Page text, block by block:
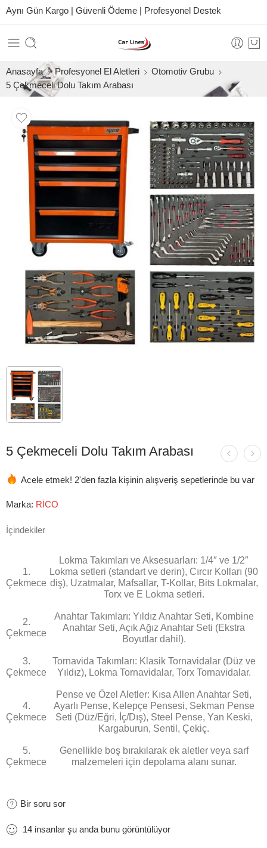
Aynı Gün Kargo | Güvenli Ödeme | Profesyonel Destek
Anasayfa Profesyonel El Aletleri
Otomotiv Grubu
5 Çekmeceli Dolu Takım Arabası
5 Çekmeceli Dolu Takım Arabası
Acele etmek! 2'den fazla kişinin alışveriş sepetlerinde bu var
Marka: RİCO
İçindekiler
1.
Çekmece
Lokma Takımları ve Aksesuarları: 1/4″ ve 1/2″
Lokma setleri (standart ve derin), Cırcır Kolları (90
diş), Uzatmalar, Mafsallar, T-Kollar, Bits Lokmalar,
Torx ve E Lokma setleri.
2.
Çekmece
Anahtar Takımları: Yıldız Anahtar Seti, Kombine
Anahtar Seti, Açık Ağız Anahtar Seti (Ekstra
Boyutlar dahil).
3.
Çekmece
Tornavida Takımları: Klasik Tornavidalar (Düz ve
Yıldız), Lokma Tornavidalar, Torx Tornavidalar.
4.
Çekmece
Pense ve Özel Aletler: Kısa Allen Anahtar Seti,
Ayarlı Pense, Kelepçe Pensesi, Sekman Pense
Seti (Düz/Eğri, İç/Dış), Steel Pense, Yan Keski,
Kargaburun, Sentil, Çekiç.
5.
Çekmece
Genellikle boşbırakılarak ek aletler veya sarf
malzemeleri için depolama alanı sunar.
Bir soru sor
14 insanlar şu anda bunu görüntülüyor